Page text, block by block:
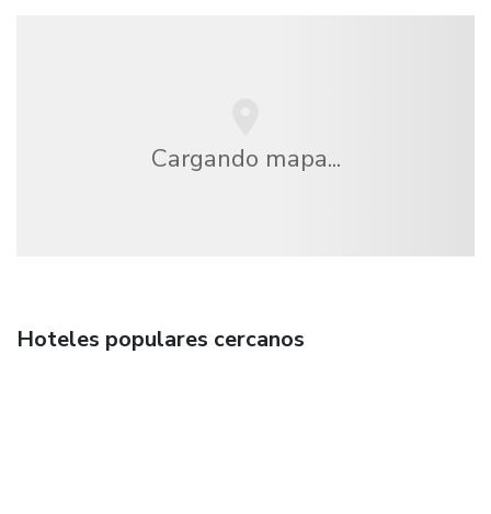
Cargando mapa...
Hoteles populares cercanos